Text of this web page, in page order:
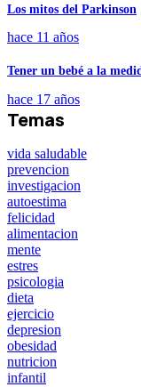
Los mitos del Parkinson
hace 11 años
Tener un bebé a la
hace 17 años
Temas
vida saludable
prevencion
investigacion
autoestima
felicidad
alimentacion
mente
estres
psicologia
dieta
ejercicio
depresion
obesidad
nutricion
infantil